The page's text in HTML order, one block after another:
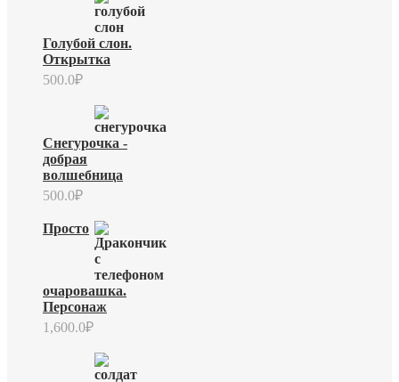
Голубой слон.
Открытка
500.0₽
Снегурочка -
добрая
волшебница
500.0₽
Просто
очаровашка.
Персонаж
1,600.0₽